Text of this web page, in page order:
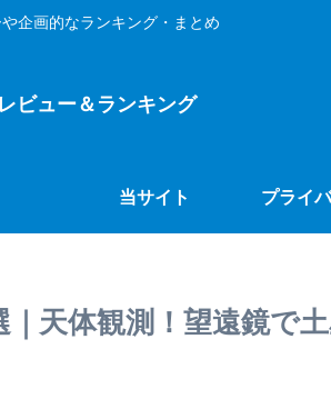
企画的なランキング・まとめ
ビュー＆ランキング
当サイト プライ
天体観測！望遠鏡で